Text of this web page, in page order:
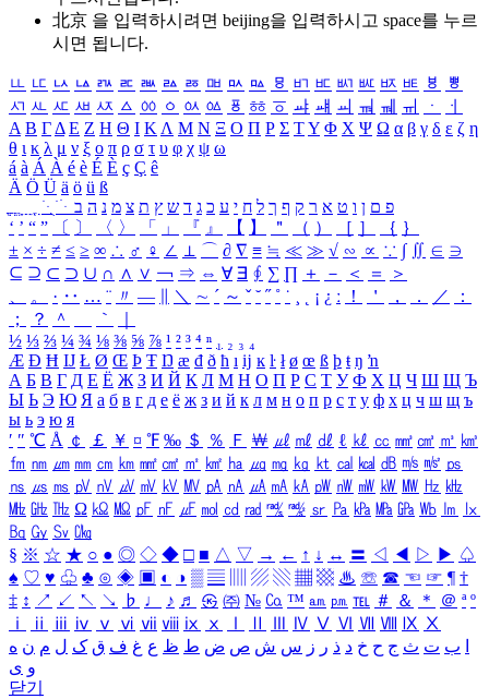
北京 을 입력하시려면 beijing을 입력하시고 space를 누르
시면 됩니다.
ㅥ ㅦ ㅧ ㅨ ㅩ ㅪ ㅫ ㅬ ㅭ ㅮ ㅯ ㅰ ㅱ ㅲ ㅳ ㅴ ㅵ ㅶ ㅷ ㅸ
ㅹ
ㅺ ㅻ ㅼ ㅽ ㅾ ㅿ ㆀ ㆁ ㆂ ㆃ ㆄ ㆅ ㆆ ㆇ ㆈ ㆉ ㆊ ㆋ ㆌ ㆍ
ㆎ
Α Β ΓΔ Ε Ζ Η Θ Ι ΚΛ Μ Ν Ξ Ο Π Ρ Σ ΤΥ Φ Χ Ψ Ω α β γ δ ε ζ η
θ ι κ λ μ ν ξ ο π ρ σ τ υ φ χ ψ ω
á à Á À é è É È ç Ç ê
Ä Ö Ü ä ö ü ß
ִֶֹ ֻּ ׁׂ פ ם ן ו ט א ר ק ף ך ל ח י ע כ ג ד ש ץ ת צ מ נ ה ב
‘ ’ “ ” 〔 〕 〈 〉 「 」 『 』 【 】 ＂ （ ） ［ ］ ｛ ｝
± × ÷ ≠ ≤ ≥ ∞ ∴ ♂ ♀ ∠ ⊥ ⌒ ∂ ∇ ≡ ≒ ≪ ≫ √ ∽ ∝ ∵ ∫ ∬ ∈ ∋
⊆ ⊇ ⊂ ⊃ ∪ ∩ ∧ ∨ ￢ ⇒ ⇔ ∀ ∃ ∮ ∑ ∏ ＋ － ＜ ＝
＞
、
。 · ‥ … ¨ 〃 ― ＼ ∼ ´ ～ ˇ ˘ ˝ ˚ ˙ ¸ ¡ ¿ ː ！ ＇ ， ． ／
：
；
？ ＾ ｀
½ ⅓ ⅔ ¼ ¾ ⅛ ⅜ ⅝ ⅞ ¹ ² ³ ⁴ ⁿ ₁ ₂ ₃ ₄
Æ Ð Ħ Ĳ Ł Ø Œ Þ Ŧ Ŋ æ đ ð ħ ı ĳ ĸ ŀ ł ø œ ß þ ŧ ŋ ŉ
А Б В Г Д Е Ё Ж З И Й К Л М Н О П Р С Т У Ф Х Ц Ч Ш Щ Ъ
Ы Ь Э Ю Я а б в г д е ё ж з и й к л м н о п р с т у ф х ц ч ш щ ъ
ы ь э ю я
′ ″ ℃ Å ￠ ￡ ￥ ¤ ℉ ‰ ＄ ％ Ｆ ￦ ㎕ ㎖ ㎗ ℓ ㎘ ㏄ ㎣ ㎤ ㎥ ㎦
㎙ ㎚ ㎛ ㎜ ㎝ ㎞ ㎟ ㎠ ㎡ ㎢ ㏊ ㎍ ㎎ ㎏ ㏏ ㎈ ㎉ ㏈ ㎧ ㎨ ㎰
㎱ ㎲ ㎳ ㎴ ㎵ ㎶ ㎷ ㎸ ㎹ ㎀ ㎁ ㎂ ㎃ ㎄ ㎺ ㎻ ㎽ ㎾ ㎿ ㎐ ㎑
㎒ ㎓ ㎔ Ω ㏀ ㏁ ㎊ ㎋ ㎌ ㏖ ㏅ ㎭ ㎮ ㎯ ㏛ ㎩ ㎪ ㎫ ㎬ ㏝ ㏐
㏓
㏃ ㏉ ㏜ ㏆
§ ※ ☆ ★ ○ ● ◎ ◇ ◆ □ ■ △ ▽ → ← ↑ ↓ ↔ 〓 ◁ ◀ ▷ ▶ ♤
♠ ♡ ♥ ♧ ♣ ⊙ ◈ ▣ ◐ ◑ ▒ ▤ ▨ ▧ ▦ ▩ ♨ ☏ ☎ ☜ ☞ ¶ †
‡ ↕ ↗ ↙ ↖ ↘ ♭ ♩ ♪ ♬ ㉿ ㈜ № ㏇ ™ ㏂ ㏘ ℡ ＃ ＆ ＊ ＠ ª º
ⅰ
ⅱ ⅲ ⅳ ⅴ ⅵ ⅶ ⅷ ⅸ ⅹ Ⅳ Ⅴ Ⅵ Ⅶ Ⅷ Ⅸ Ⅹ
ب ت ث ج ح خ د ذ ر ز س ش ص ض ط ظ ع غ ف ق ک ل م ن ه
و ی
닫기